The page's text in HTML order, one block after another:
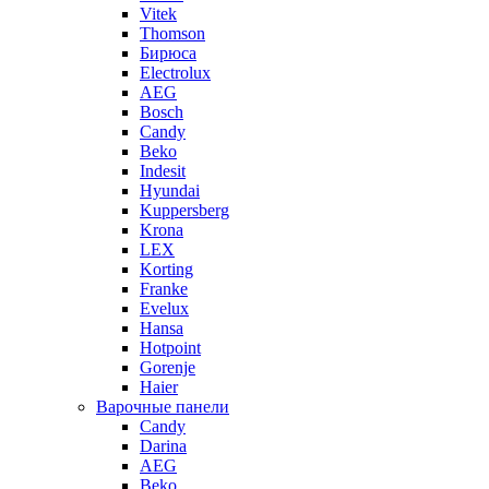
Vitek
Thomson
Бирюса
Electrolux
AEG
Bosch
Candy
Beko
Indesit
Hyundai
Kuppersberg
Krona
LEX
Korting
Franke
Evelux
Hansa
Hotpoint
Gorenje
Haier
Варочные панели
Candy
Darina
AEG